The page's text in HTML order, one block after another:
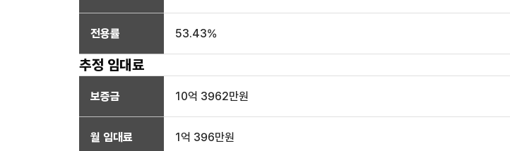
전용률 53.43%
추정 임대료
보증금 10억 3962만원
월 임대료 1억 396만원